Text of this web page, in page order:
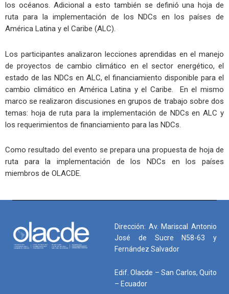
los océanos. Adicional a esto también se definió una hoja de
ruta para la implementación de los NDCs en los países de
América Latina y el Caribe (ALC).
Los participantes analizaron lecciones aprendidas en el manejo
de proyectos de cambio climático en el sector energético, el
estado de las NDCs en ALC, el financiamiento disponible para el
cambio climático en América Latina y el Caribe. En el mismo
marco se realizaron discusiones en grupos de trabajo sobre dos
temas: hoja de ruta para la implementación de NDCs en ALC y
los requerimientos de financiamiento para las NDCs.
Como resultado del evento se prepara una propuesta de hoja de
ruta para la implementación de los NDCs en los países
miembros de OLACDE.
Dirección: Av. Mariscal Antonio
José de Sucre N58-63 y
Fernández Salvador
Edif. Olacde – San Carlos, Quito
– Ecuador